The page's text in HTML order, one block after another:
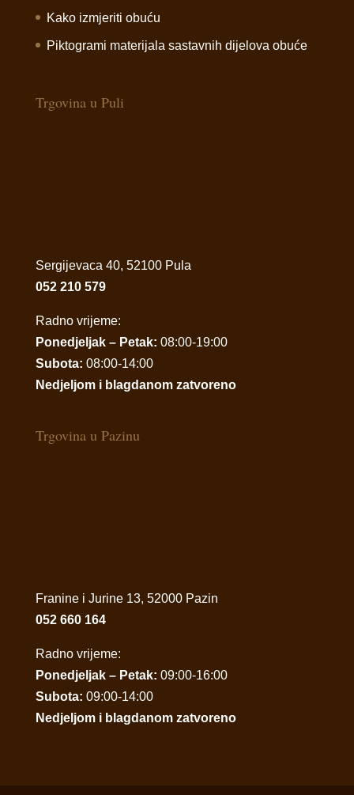
Kako izmjeriti obuću
Piktogrami materijala sastavnih dijelova obuće
Trgovina u Puli
Sergijevaca 40, 52100 Pula
052 210 579
Radno vrijeme:
Ponedjeljak – Petak: 08:00-19:00
Subota: 08:00-14:00
Nedjeljom i blagdanom zatvoreno
Trgovina u Pazinu
Franine i Jurine 13, 52000 Pazin
052 660 164
Radno vrijeme:
Ponedjeljak – Petak: 09:00-16:00
Subota: 09:00-14:00
Nedjeljom i blagdanom zatvoreno